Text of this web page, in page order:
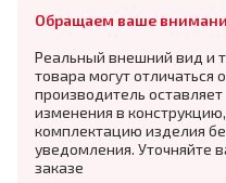
Обращаем ваше
Реальный внешний вид и
товара могут отличаться
производитель
изменения в
комплектацию изделия
уведомления. Уточняйте
заказе